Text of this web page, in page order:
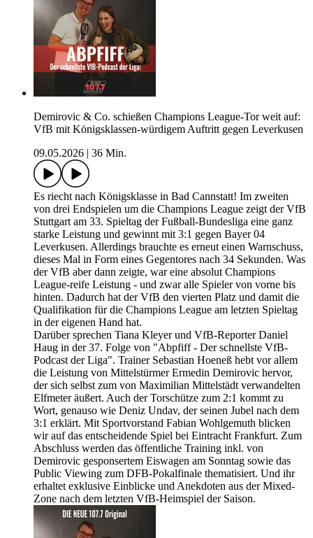
Demirovic & Co. schießen Champions League-Tor weit auf:
VfB mit Königsklassen-würdigem Auftritt gegen Leverkusen
09.05.2026
36 Min.
Es riecht nach Königsklasse in Bad Cannstatt! Im zweiten
von drei Endspielen um die Champions League zeigt der VfB
Stuttgart am 33. Spieltag der Fußball-Bundesliga eine ganz
starke Leistung und gewinnt mit 3:1 gegen Bayer 04
Leverkusen. Allerdings brauchte es erneut einen Warnschuss,
dieses Mal in Form eines Gegentores nach 34 Sekunden. Was
der VfB aber dann zeigte, war eine absolut Champions
League-reife Leistung - und zwar alle Spieler von vorne bis
hinten. Dadurch hat der VfB den vierten Platz und damit die
Qualifikation für die Champions League am letzten Spieltag
in der eigenen Hand hat.
Darüber sprechen Tiana Kleyer und VfB-Reporter Daniel
Haug in der 37. Folge von "Abpfiff - Der schnellste VfB-
Podcast der Liga". Trainer Sebastian Hoeneß hebt vor allem
die Leistung von Mittelstürmer Ermedin Demirovic hervor,
der sich selbst zum von Maximilian Mittelstädt verwandelten
Elfmeter äußert. Auch der Torschütze zum 2:1 kommt zu
Wort, genauso wie Deniz Undav, der seinen Jubel nach dem
3:1 erklärt. Mit Sportvorstand Fabian Wohlgemuth blicken
wir auf das entscheidende Spiel bei Eintracht Frankfurt. Zum
Abschluss werden das öffentliche Training inkl. von
Demirovic gesponsertem Eiswagen am Sonntag sowie das
Public Viewing zum DFB-Pokalfinale thematisiert. Und ihr
erhaltet exklusive Einblicke und Anekdoten aus der Mixed-
Zone nach dem letzten VfB-Heimspiel der Saison.